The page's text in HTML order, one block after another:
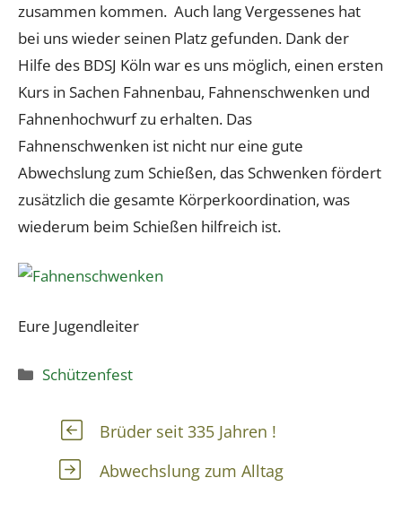
zusammen kommen. Auch lang Vergessenes hat
bei uns wieder seinen Platz gefunden. Dank der
Hilfe des BDSJ Köln war es uns möglich, einen ersten
Kurs in Sachen Fahnenbau, Fahnenschwenken und
Fahnenhochwurf zu erhalten. Das
Fahnenschwenken ist nicht nur eine gute
Abwechslung zum Schießen, das Schwenken fördert
zusätzlich die gesamte Körperkoordination, was
wiederum beim Schießen hilfreich ist.
Eure Jugendleiter
Kategorien
Schützenfest
Brüder seit 335 Jahren !
Abwechslung zum Alltag